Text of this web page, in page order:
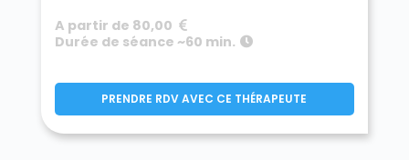
A partir de 80,00
Durée de séance ~60 min.
PRENDRE RDV AVEC CE THÉRAPEUTE